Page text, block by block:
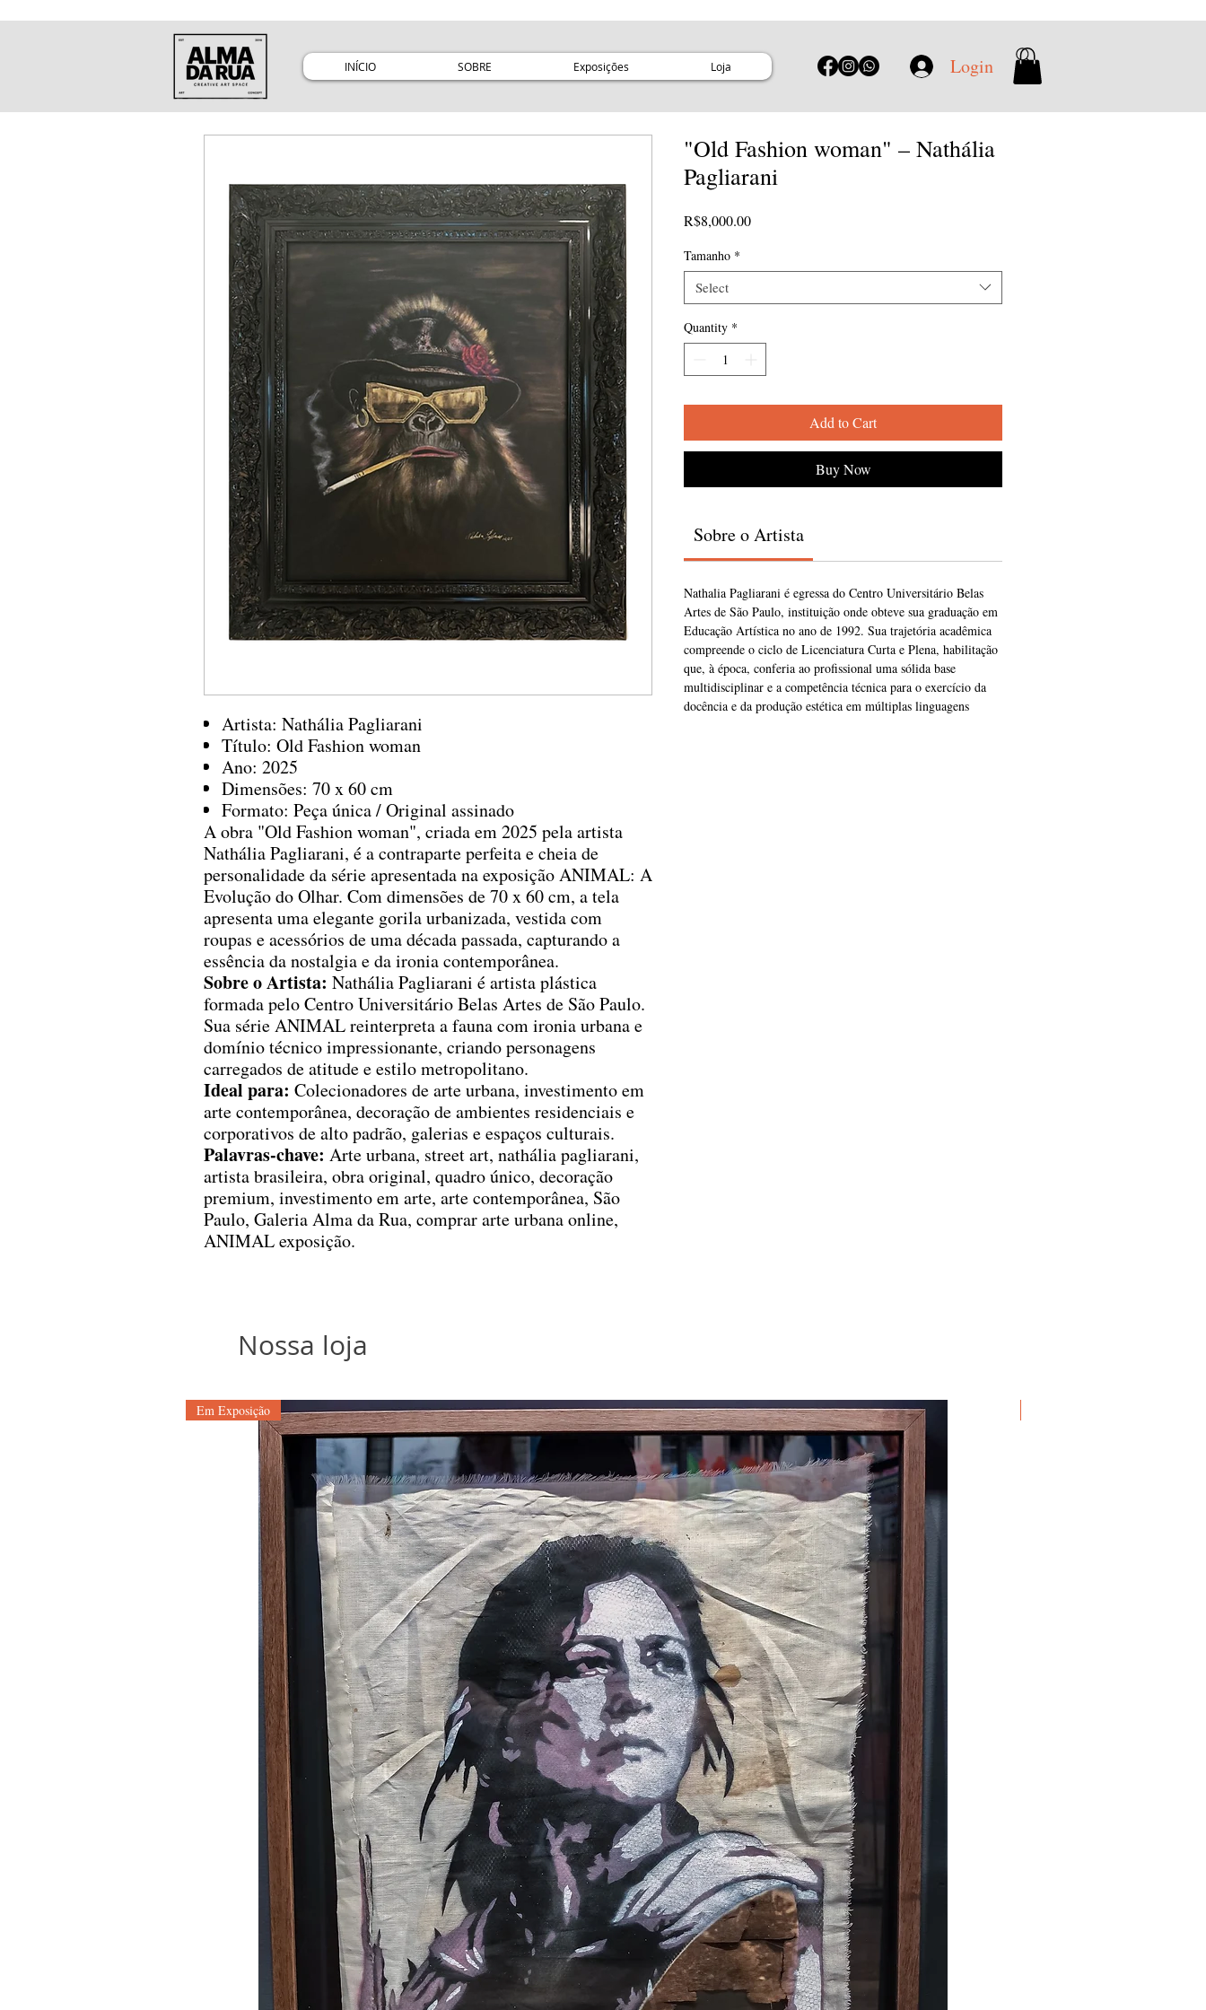
INÍCIO SOBRE Exposições Loja Login
Artista: Nathália Pagliarani
Título: Old Fashion woman
Ano: 2025
Dimensões: 70 x 60 cm
Formato: Peça única / Original assinado
A obra "Old Fashion woman", criada em 2025 pela artista
Nathália Pagliarani, é a contraparte perfeita e cheia de
personalidade da série apresentada na exposição ANIMAL: A
Evolução do Olhar. Com dimensões de 70 x 60 cm, a tela
apresenta uma elegante gorila urbanizada, vestida com
roupas e acessórios de uma década passada, capturando a
essência da nostalgia e da ironia contemporânea.
Sobre o Artista: Nathália Pagliarani é artista plástica
formada pelo Centro Universitário Belas Artes de São Paulo.
Sua série ANIMAL reinterpreta a fauna com ironia urbana e
domínio técnico impressionante, criando personagens
carregados de atitude e estilo metropolitano.
Ideal para: Colecionadores de arte urbana, investimento em
arte contemporânea, decoração de ambientes residenciais e
corporativos de alto padrão, galerias e espaços culturais.
Palavras-chave: Arte urbana, street art, nathália pagliarani,
artista brasileira, obra original, quadro único, decoração
premium, investimento em arte, arte contemporânea, São
Paulo, Galeria Alma da Rua, comprar arte urbana online,
ANIMAL exposição.
"Old Fashion woman" – Nathália
Pagliarani
R$8,000.00Price
Tamanho *
Select
Quantity *
Add to Cart
Buy Now
Sobre o Artista
Nathalia Pagliarani é egressa do Centro Universitário Belas
Artes de São Paulo, instituição onde obteve sua graduação em
Educação Artística no ano de 1992. Sua trajetória acadêmica
compreende o ciclo de Licenciatura Curta e Plena, habilitação
que, à época, conferia ao profissional uma sólida base
multidisciplinar e a competência técnica para o exercício da
docência e da produção estética em múltiplas linguagens
Nossa loja
Em Exposição